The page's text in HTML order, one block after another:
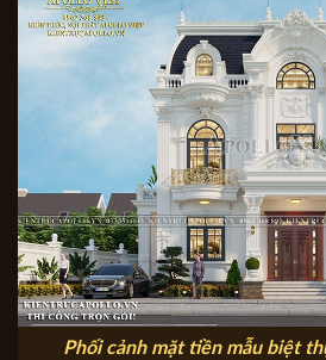
Phối cảnh mặt tiền mẫu biệt